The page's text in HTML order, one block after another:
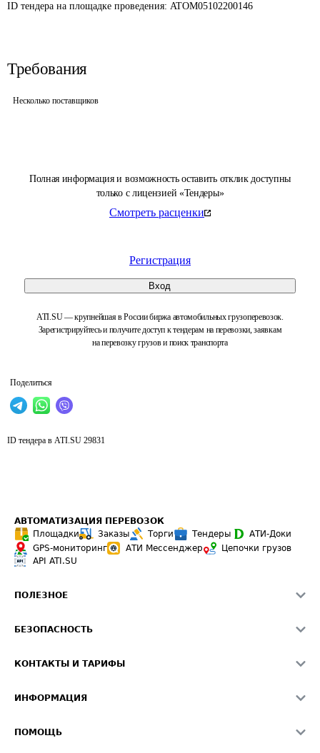
Полная информация и возможность оставить отклик доступны
только с лицензией «Тендеры»
Смотреть расценки
Регистрация
Вход
ATI.SU — крупнейшая в России биржа автомобильных грузоперевозок.
Зарегистрируйтесь и получите доступ к тендерам на перевозки, заявкам
на перевозку грузов и поиск транспорта
Поделиться
ID тендера на площадке проведения: ATOM05102200146
Требования
Несколько поставщиков
ID тендера в ATI.SU 29831
АВТОМАТИЗАЦИЯ ПЕРЕВОЗОК
Площадки
Заказы Торги Тендеры
АТИ-Доки
GPS-мониторинг
АТИ Мессенджер
Цепочки грузов
API ATI.SU
ПОЛЕЗНОЕ
Звезды ATI.SU на вашем сайте
Средние ставки
БЕЗОПАСНОСТЬ
Светофор+
О формировании Паспорта
КОНТАКТЫ И ТАРИФЫ
Реклама на сайте
ИНФОРМАЦИЯ
ПОМОЩЬ